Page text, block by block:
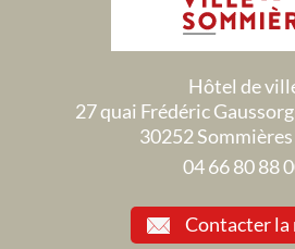
Hôtel de
27 quai Frédéric
30252
04 66 80 88
Contacter la